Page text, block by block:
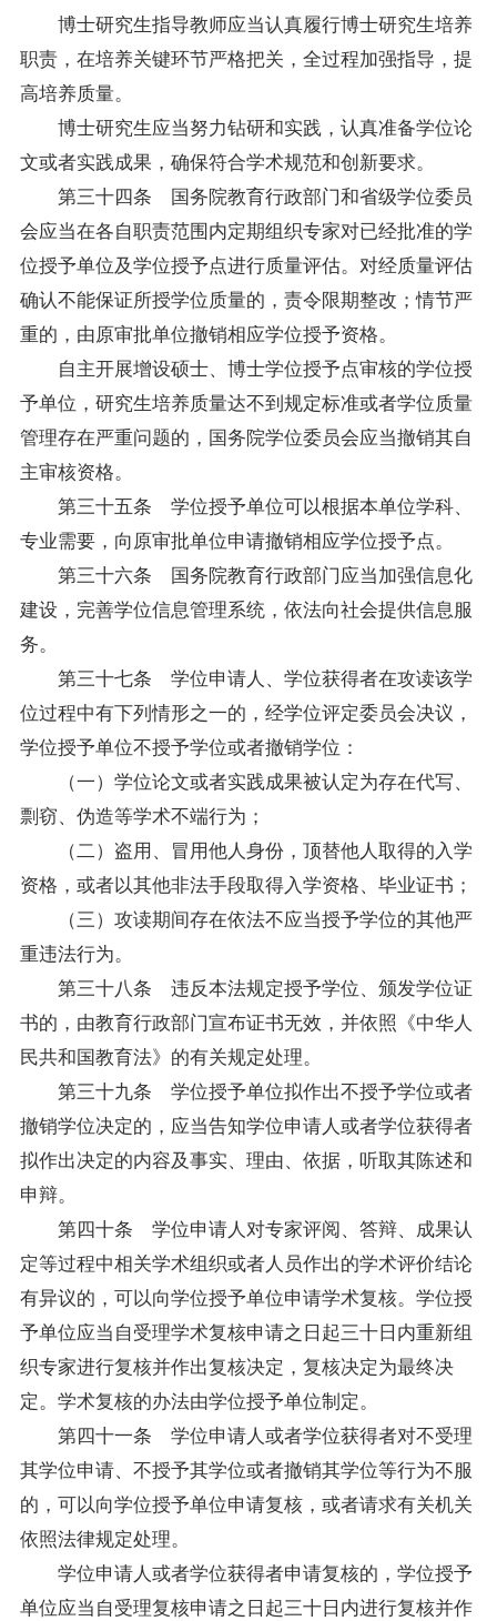
博士研究生指导教师应当认真履行博士研究生培养
职责，在培养关键环节严格把关，全过程加强指导，提
高培养质量。
博士研究生应当努力钻研和实践，认真准备学位论
文或者实践成果，确保符合学术规范和创新要求。
第三十四条 国务院教育行政部门和省级学位委员
会应当在各自职责范围内定期组织专家对已经批准的学
位授予单位及学位授予点进行质量评估。对经质量评估
确认不能保证所授学位质量的，责令限期整改；情节严
重的，由原审批单位撤销相应学位授予资格。
自主开展增设硕士、博士学位授予点审核的学位授
予单位，研究生培养质量达不到规定标准或者学位质量
管理存在严重问题的，国务院学位委员会应当撤销其自
主审核资格。
第三十五条 学位授予单位可以根据本单位学科、
专业需要，向原审批单位申请撤销相应学位授予点。
第三十六条 国务院教育行政部门应当加强信息化
建设，完善学位信息管理系统，依法向社会提供信息服
务。
第三十七条 学位申请人、学位获得者在攻读该学
位过程中有下列情形之一的，经学位评定委员会决议，
学位授予单位不授予学位或者撤销学位：
（一）学位论文或者实践成果被认定为存在代写、
剽窃、伪造等学术不端行为；
（二）盗用、冒用他人身份，顶替他人取得的入学
资格，或者以其他非法手段取得入学资格、毕业证书；
（三）攻读期间存在依法不应当授予学位的其他严
重违法行为。
第三十八条 违反本法规定授予学位、颁发学位证
书的，由教育行政部门宣布证书无效，并依照《中华人
民共和国教育法》的有关规定处理。
第三十九条 学位授予单位拟作出不授予学位或者
撤销学位决定的，应当告知学位申请人或者学位获得者
拟作出决定的内容及事实、理由、依据，听取其陈述和
申辩。
第四十条 学位申请人对专家评阅、答辩、成果认
定等过程中相关学术组织或者人员作出的学术评价结论
有异议的，可以向学位授予单位申请学术复核。学位授
予单位应当自受理学术复核申请之日起三十日内重新组
织专家进行复核并作出复核决定，复核决定为最终决
定。学术复核的办法由学位授予单位制定。
第四十一条 学位申请人或者学位获得者对不受理
其学位申请、不授予其学位或者撤销其学位等行为不服
的，可以向学位授予单位申请复核，或者请求有关机关
依照法律规定处理。
学位申请人或者学位获得者申请复核的，学位授予
单位应当自受理复核申请之日起三十日内进行复核并作